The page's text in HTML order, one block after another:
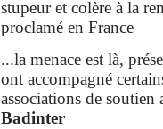
stupeur et colère à la
proclamé en France
...la menace est là,
ont accompagné
associations de
Badinter